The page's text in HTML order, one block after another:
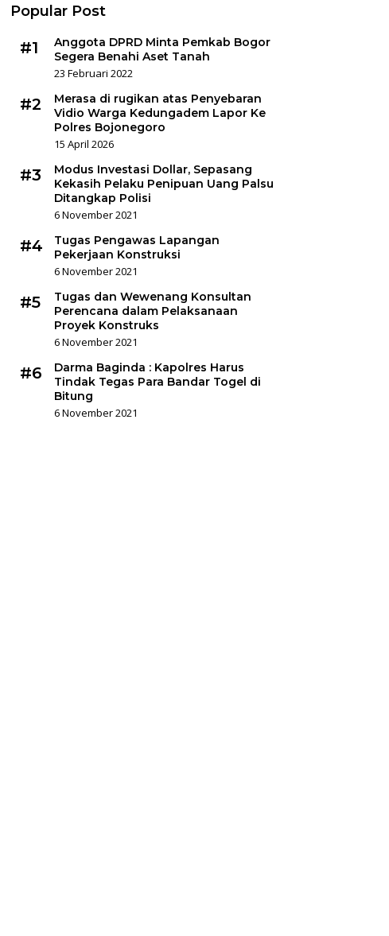
Popular Post
#1
Anggota DPRD Minta Pemkab Bogor
Segera Benahi Aset Tanah
23 Februari 2022
#2
Merasa di rugikan atas Penyebaran
Vidio Warga Kedungadem Lapor Ke
Polres Bojonegoro
15 April 2026
#3
Modus Investasi Dollar, Sepasang
Kekasih Pelaku Penipuan Uang Palsu
Ditangkap Polisi
6 November 2021
#4
Tugas Pengawas Lapangan
Pekerjaan Konstruksi
6 November 2021
#5
Tugas dan Wewenang Konsultan
Perencana dalam Pelaksanaan
Proyek Konstruks
6 November 2021
#6
Darma Baginda : Kapolres Harus
Tindak Tegas Para Bandar Togel di
Bitung
6 November 2021